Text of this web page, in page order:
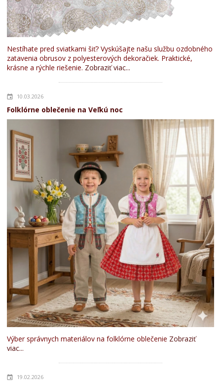
Nestíhate pred sviatkami šiť? Vyskúšajte našu službu ozdobného
zatavenia obrusov z polyesterových dekoračiek. Praktické,
krásne a rýchle riešenie. Zobraziť viac...
10.03.2026
Folklórne oblečenie na Veľkú noc
Výber správnych materiálov na folklórne oblečenie Zobraziť
viac...
19.02.2026